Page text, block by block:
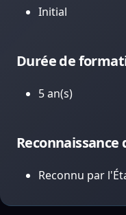
Initial
Durée de
5 an(s)
Reconnu par